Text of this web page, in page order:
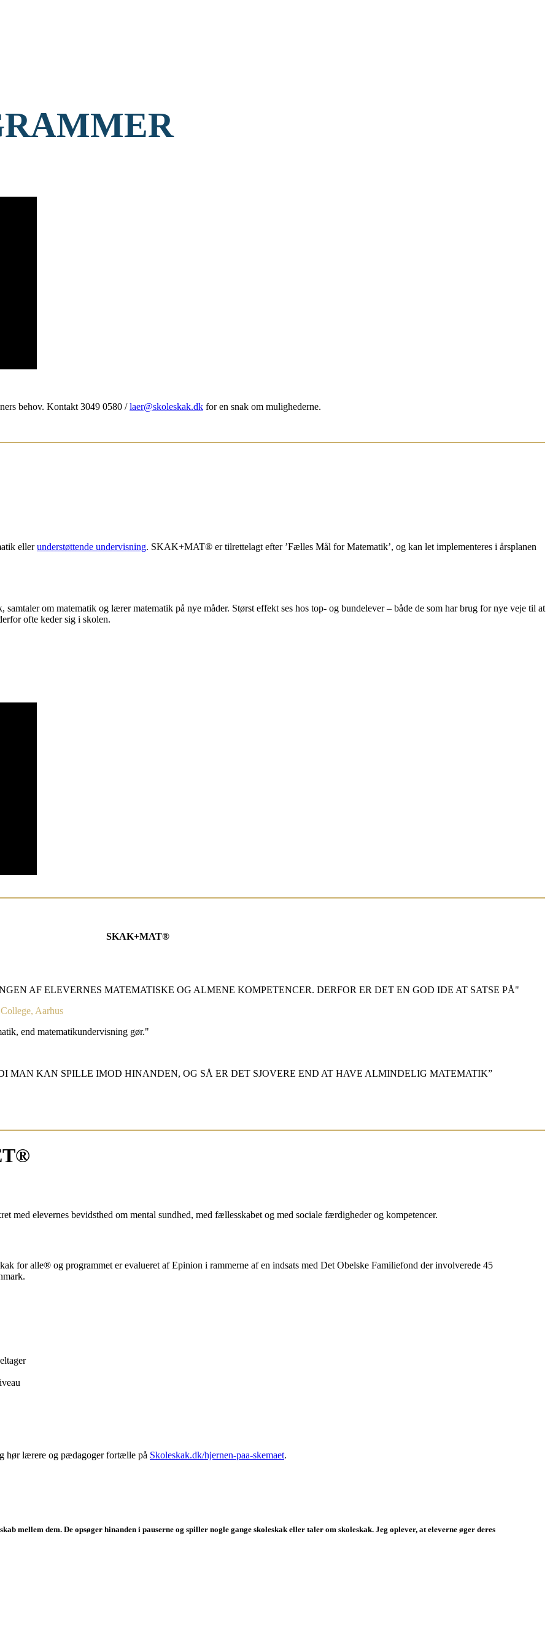
behov. Kontakt 3049 0580 /laer@skoleskak.dk for en snak om mulighederne.
ellerunderstøttende undervisning. SKAK+MAT® er tilrettelagt efter ’Fælles Mål for Matematik’, og kan let implementeres i årsplanen
om matematik og lærer matematik på nye måder. Størst effekt ses hos top- og bundelever – både de som har brug for nye veje til at
ofte keder sig i skolen.
SKAK+MAT®
AF ELEVERNES MATEMATISKE OG ALMENE KOMPETENCER. DERFOR ER DET EN GOD IDE AT SATSE PÅ"
Aarhus
end matematikundervisning gør."
MAN KAN SPILLE IMOD HINANDEN, OG SÅ ER DET SJOVERE END AT HAVE ALMINDELIG MATEMATIK”
med elevernes bevidsthed om mental sundhed, med fællesskabet og med sociale færdigheder og kompetencer.
for alle® og programmet er evalueret af Epinion i rammerne af en indsats med Det Obelske Familiefond der involverede 45
hør lærere og pædagoger fortælle på Skoleskak.dk/hjernen-paa-skemaet.
mellem dem. De opsøger hinanden i pauserne og spiller nogle gange skoleskak eller taler om skoleskak. Jeg oplever, at eleverne øger deres